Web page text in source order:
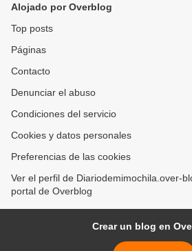
Alojado por Overblog
Top posts
Páginas
Contacto
Denunciar el abuso
Condiciones del servicio
Cookies y datos personales
Preferencias de las cookies
Ver el perfil de Diariodemimochila.over-
portal de Overblog
Crear un blog en